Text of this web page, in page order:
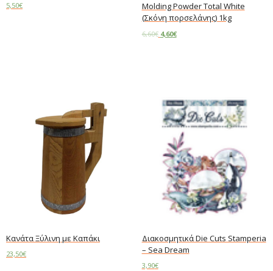
5,50€
Molding Powder Total White
(Σκόνη πορσελάνης) 1kg
6,60€ 4,60€
Κανάτα Ξύλινη με Καπάκι
23,50€
Διακοσμητικά Die Cuts Stamperia
– Sea Dream
3,90€